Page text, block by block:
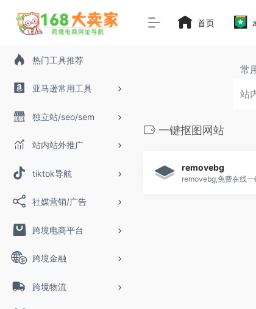
热门工具推荐
亚马逊常用工具
独立站/seo/sem
站内站外推广
tiktok导航
社媒营销/广告
跨境电商平台
跨境金融
跨境物流
首页
常
一键抠图网站
removebg